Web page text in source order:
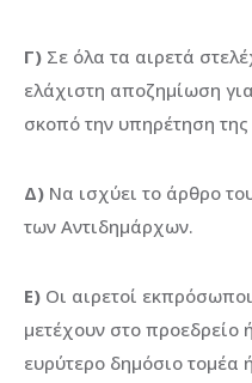
Γ) Σε όλα τα αιρετά
ελάχιστη αποζημίωση
σκοπό την υπηρέτηση
Δ) Να ισχύει το άρθρο
των Αντιδημάρχων.
Ε) Οι αιρετοί
μετέχουν στο προεδρείο
ευρύτερο δημόσιο τομέα